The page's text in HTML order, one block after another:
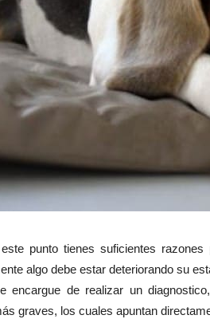
punto tienes suficientes
algo debe estar deteriorando su
encargue de realizar un
graves, los cuales apuntan